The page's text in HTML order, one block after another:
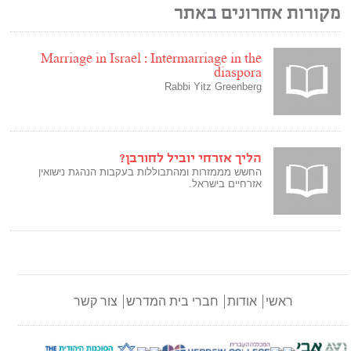
אחרונים באתר
Marriage in Israel : Intermarriage in the
diaspora
Rabbi Yitz Greenberg
הליך אזרחי יוביל לחורבן?
החשש מממזרות ומהתבוללות בעקבות הנהגת נישואין
אזרחיים בישראל.
אודות חברי בית המדרש צור קשר